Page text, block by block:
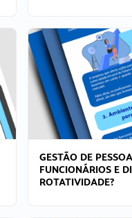
GESTÃO DE
FUNCIONÁRIOS E
ROTATIVIDADE?